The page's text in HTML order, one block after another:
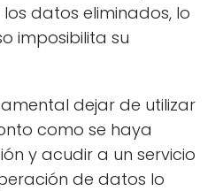
datos eliminados, lo
imposibilita su
dejar de utilizar
como se haya
y acudir a un servicio
de datos lo